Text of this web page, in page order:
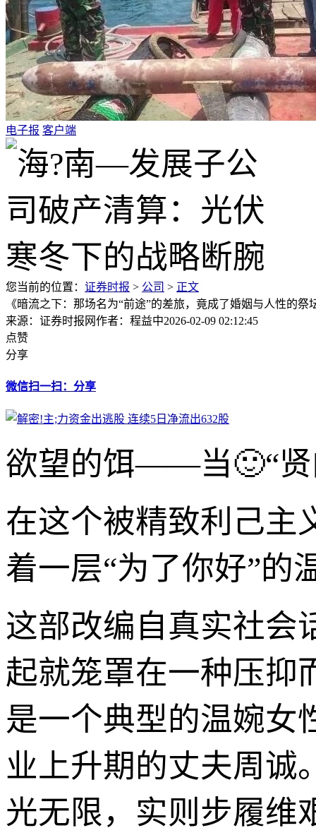
电子报 客户端
您当前的位置： 证券时报 > 公司 > 正文
《暗流之下：那场名为“前途”的差旅，竟成了婚姻与人性的祭
来源：证券时报网作者：程益中2026-02-09 02:12:45
点赞
分享
微信扫一扫：分享
欲望的饵——当🙂“贤
在这个被精致利己主
着一层“为了你好”的
这部改编自真实社会
起就笼罩在一种压抑
是一个典型的温婉女
业上升期的丈夫周诚
光无限，实则步履维